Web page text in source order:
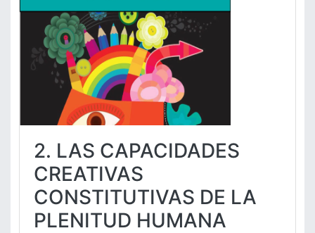
2. LAS CAPACIDADES
CREATIVAS
CONSTITUTIVAS DE LA
PLENITUD HUMANA